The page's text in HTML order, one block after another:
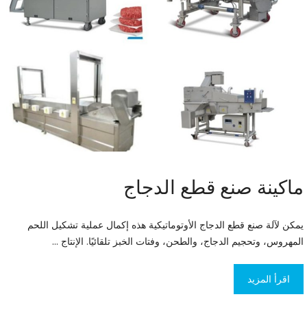
ماكينة صنع قطع الدجاج
يمكن لآلة صنع قطع الدجاج الأوتوماتيكية هذه إكمال عملية تشكيل اللحم
المهروس، وتحجيم الدجاج، والطحن، وفتات الخبز تلقائيًا. الإنتاج ...
اقرأ المزيد